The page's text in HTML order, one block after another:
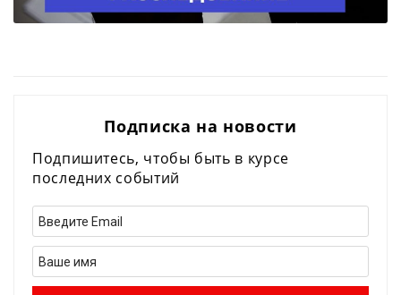
Подписка на новости
Подпишитесь, чтобы быть в курсе
последних событий